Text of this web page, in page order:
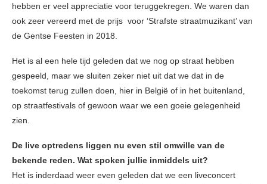
hebben er veel appreciatie voor teruggekregen. We waren dan
ook zeer vereerd met de prijs voor ‘Strafste straatmuzikant’ van
de Gentse Feesten in 2018.
Het is al een hele tijd geleden dat we nog op straat hebben
gespeeld, maar we sluiten zeker niet uit dat we dat in de
toekomst terug zullen doen, hier in België of in het buitenland,
op straatfestivals of gewoon waar we een goeie gelegenheid
zien.
De live optredens liggen nu even stil omwille van de
bekende reden. Wat spoken jullie inmiddels uit?
Het is inderdaad weer even geleden dat we een liveconcert